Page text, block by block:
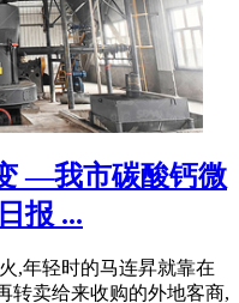
—我市碳酸钙微
报 ...
,年轻时的马连昇就靠在
转卖给来收购的外地客商,